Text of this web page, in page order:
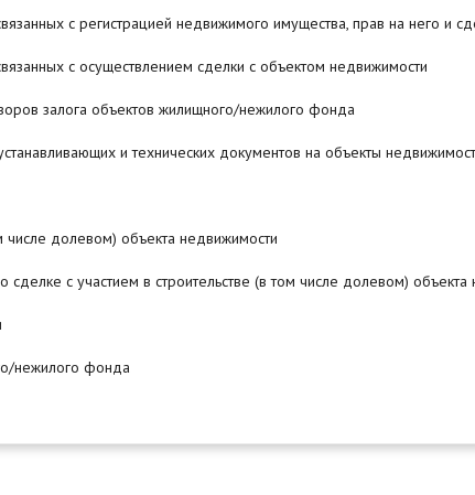
с регистрацией недвижимого имущества, прав на него и
с осуществлением сделки с объектом недвижимости
залога объектов жилищного/нежилого фонда
и технических документов на объекты
числе долевом) объекта недвижимости
с участием в строительстве (в том числе долевом) объекта
нежилого фонда